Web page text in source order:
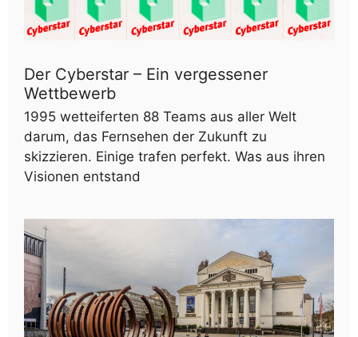
Der Cyberstar – Ein vergessener
Wettbewerb
1995 wetteiferten 88 Teams aus aller Welt
darum, das Fernsehen der Zukunft zu
skizzieren. Einige trafen perfekt. Was aus ihren
Visionen entstand